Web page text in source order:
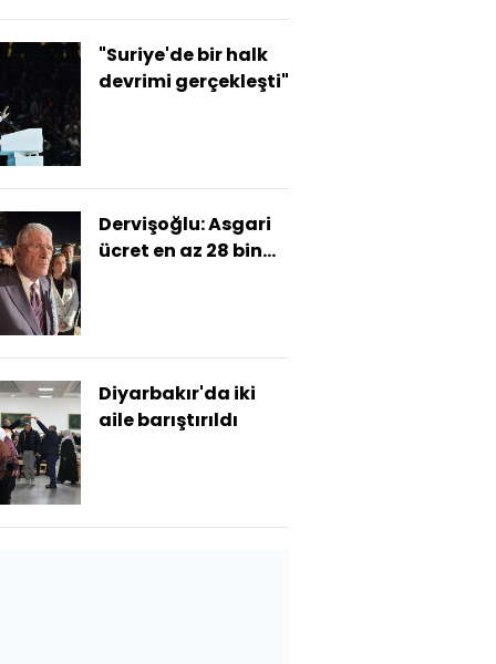
"Suriye'de bir halk
devrimi gerçekleşti"
Dervişoğlu: Asgari
ücret en az 28 bin
Diyarbakır'da iki
aile barıştırıldı